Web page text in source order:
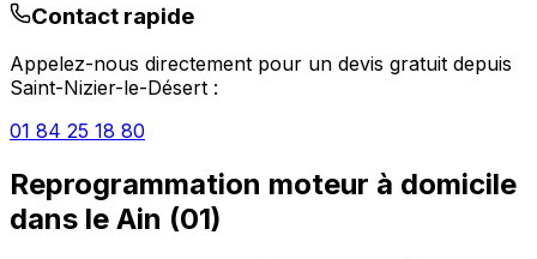
Contact rapide
Appelez-nous directement pour un devis gratuit depuis
Saint-Nizier-le-Désert :
01 84 25 18 80
Reprogrammation moteur à domicile
dans le Ain (01)